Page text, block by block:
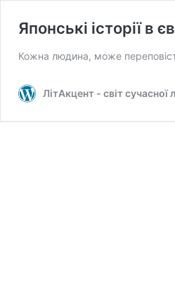
Японські історії в
Кожна людина, може
ЛітАкцент - світ сучасної